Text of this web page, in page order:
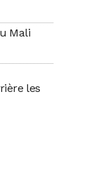
Mali
les